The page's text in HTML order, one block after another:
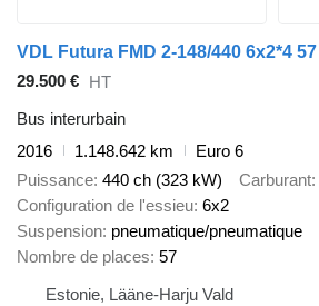
29.500 € HT
Bus interurbain
2016
1.148.642 km
Euro 6
Puissance 440 ch (323 kW) Carburant
Configuration de l'essieu 6x2
Suspension pneumatique/pneumatique
Nombre de places 57
Estonie, Lääne-Harju Vald